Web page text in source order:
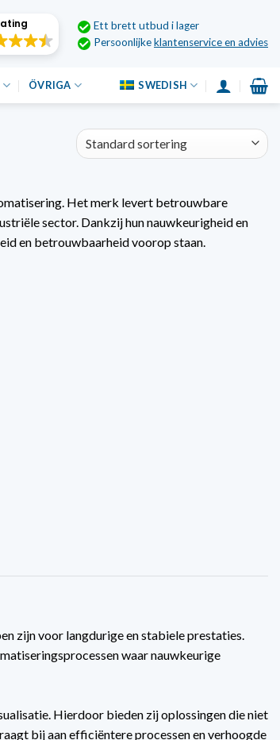
Ett brett utbud i lager
Persoonlijkeklantenservice en advies
ÖVRIGA SWEDISH
Het merk levert betrouwbare
sector. Dankzij hun nauwkeurigheid en
en betrouwbaarheid voorop staan.
zijn voor langdurige en stabiele prestaties.
waar nauwkeurige
Hierdoor bieden zij oplossingen die niet
bij aan efficiëntere processen en verhoogde